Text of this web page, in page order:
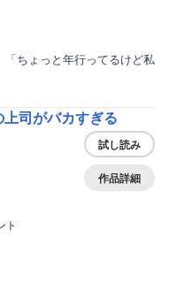
ちょっと年行ってるけど私
司がバカすぎる
ト
試し読み
作品詳細